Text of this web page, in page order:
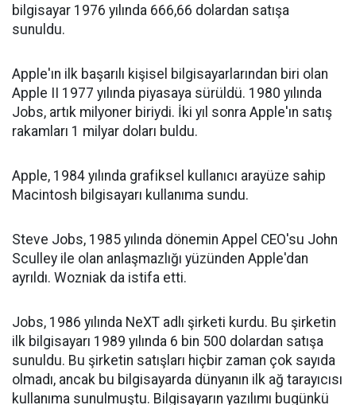
bilgisayar 1976 yılında 666,66 dolardan satışa
sunuldu.
Apple'ın ilk başarılı kişisel bilgisayarlarından biri olan
Apple II 1977 yılında piyasaya sürüldü. 1980 yılında
Jobs, artık milyoner biriydi. İki yıl sonra Apple'ın satış
rakamları 1 milyar doları buldu.
Apple, 1984 yılında grafiksel kullanıcı arayüze sahip
Macintosh bilgisayarı kullanıma sundu.
Steve Jobs, 1985 yılında dönemin Appel CEO'su John
Sculley ile olan anlaşmazlığı yüzünden Apple'dan
ayrıldı. Wozniak da istifa etti.
Jobs, 1986 yılında NeXT adlı şirketi kurdu. Bu şirketin
ilk bilgisayarı 1989 yılında 6 bin 500 dolardan satışa
sunuldu. Bu şirketin satışları hiçbir zaman çok sayıda
olmadı, ancak bu bilgisayarda dünyanın ilk ağ tarayıcısı
kullanıma sunulmuştu. Bilgisayarın yazılımı bugünkü